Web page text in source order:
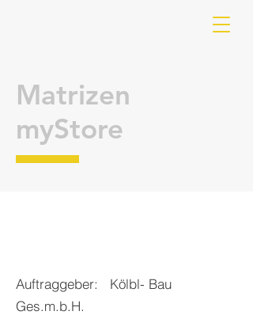
Matrizen
myStore
Auftraggeber: Kölbl- Bau
Ges.m.b.H.